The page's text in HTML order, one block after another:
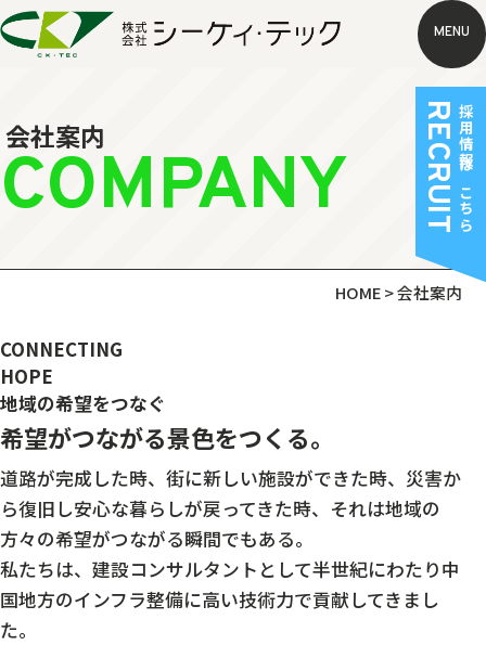
MENU
会社案内
COMPANY
HOME>会社案内
CONNECTING
HOPE
地域の希望をつなぐ
希望がつながる景色をつくる。
道路が完成した時、街に新しい施設ができた時、災害か
ら復旧し安心な暮らしが戻ってきた時、 それは地域の
方々の希望がつながる瞬間でもある。
私たちは、建設コンサルタントとして半世紀にわたり中
国地方のインフラ整備に高い技術力で貢献してきまし
た。
採用情報はこちら
RECRUIT